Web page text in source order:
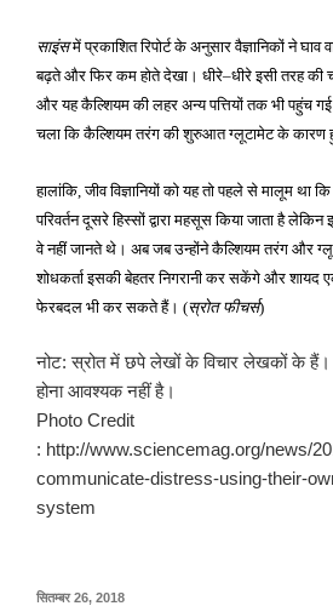
साइंसमें प्रकाशित रिपोर्ट के अनुसार वैज्ञानिकों ने
बढ़ते और फिर कम होते देखा। धीरे–धीरे इसी तरह की
और यह कैल्शियम की लहर अन्य पत्तियों तक भी पहुंच
चला कि कैल्शियम तरंग की शुरुआत ग्लूटामेट के कारण
हालांकि ,जीव विज्ञानियों को यह तो पहले से मालूम था
परिवर्तन दूसरे हिस्सों द्वारा महसूस किया जाता है
वे नहीं जानते थे। अब जब उन्होंने कैल्शियम तरंग और
शोधकर्ता इसकी बेहतर निगरानी कर सकेंगे और
फेरबदल भी कर सकते हैं। (स्रोत फीचर्स)
नोट: स्रोत में छपे लेखों के विचार लेखकों के
होना आवश्यक नहीं है।
Photo Credit
: http://www.sciencemag.org/news/
communicate-distress-using-their-
system
सितम्बर 26, 2018पर